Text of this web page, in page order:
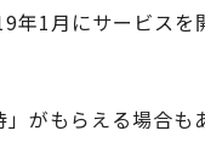
年1月にサービス
がもらえる場合も